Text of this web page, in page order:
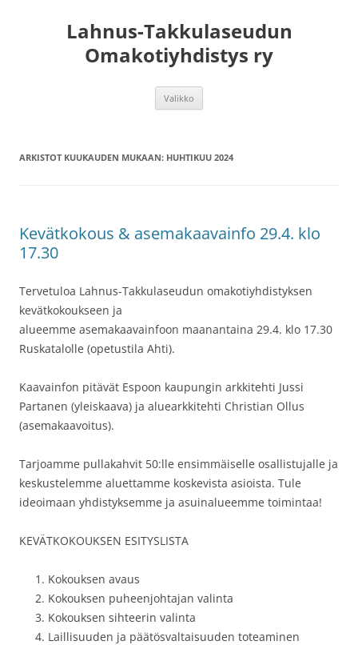
Lahnus-Takkulaseudun
Omakotiyhdistys ry
Valikko
ARKISTOT KUUKAUDEN MUKAAN: HUHTIKUU 2024
Kevätkokous & asemakaavainfo 29.4. klo
17.30
Tervetuloa Lahnus-Takkulaseudun omakotiyhdistyksen
kevätkokoukseen ja
alueemme asemakaavainfoon maanantaina 29.4. klo 17.30
Ruskatalolle (opetustila Ahti).
Kaavainfon pitävät Espoon kaupungin arkkitehti Jussi
Partanen (yleiskaava) ja aluearkkitehti Christian Ollus
(asemakaavoitus).
Tarjoamme pullakahvit 50:lle ensimmäiselle osallistujalle ja
keskustelemme aluettamme koskevista asioista. Tule
ideoimaan yhdistyksemme ja asuinalueemme toimintaa!
KEVÄTKOKOUKSEN ESITYSLISTA
Kokouksen avaus
Kokouksen puheenjohtajan valinta
Kokouksen sihteerin valinta
Laillisuuden ja päätösvaltaisuuden toteaminen